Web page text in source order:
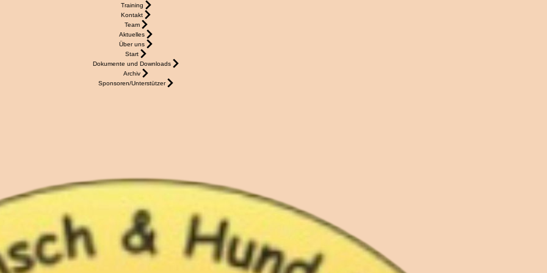
Training
Kontakt
Team
Aktuelles
Über uns
Start
Dokumente und Downloads
Archiv
Sponsoren/Unterstützer